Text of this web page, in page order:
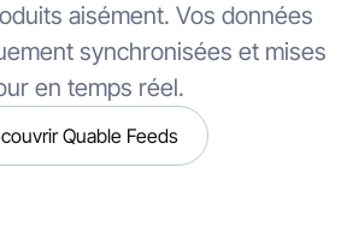
aisément. Vos données
synchronisées et mises
en temps réel.
Quable Feeds